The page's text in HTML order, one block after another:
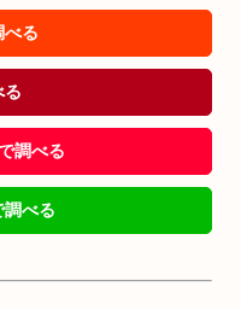
べる
る
調べる
調べる